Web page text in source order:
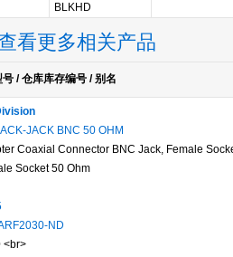
BLKHD
看更多相关产品
/ 仓库库存编号 / 别名
JACK BNC 50 OHM
Coaxial Connector BNC Jack, Female
Socket 50 Ohm
ND
<br>